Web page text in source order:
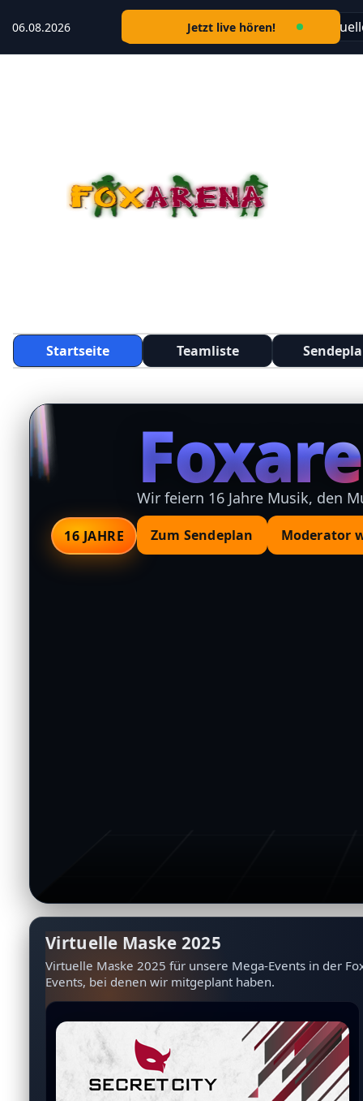
06.08.2026 Jetzt live hören! 🎶
Startseite Teamliste
16 JAHRE
Wir feiern 16 Jahre Musik, den
Zum Sendeplan Moderator
Virtuelle Maske 2025
Virtuelle Maske 2025 für unsere Mega-Events in der
Events, bei denen wir mitgeplant haben.